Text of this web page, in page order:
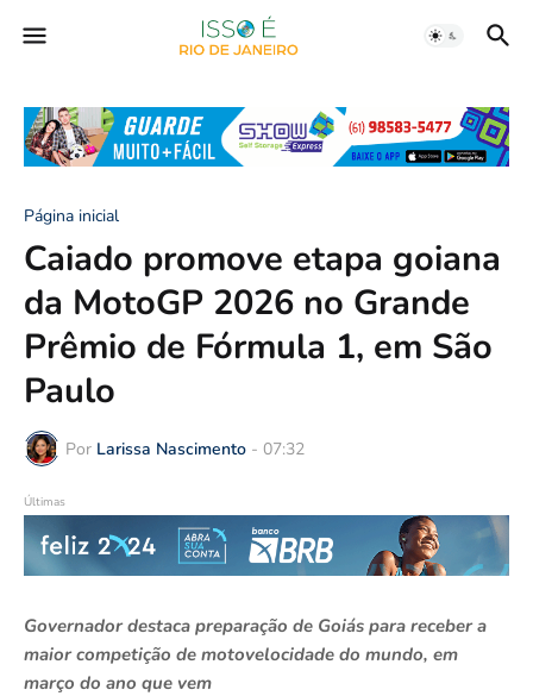
Página inicial
Caiado promove etapa goiana
da MotoGP 2026 no Grande
Prêmio de Fórmula 1, em São
Paulo
Por Larissa Nascimento - 07:32
Últimas
Governador destaca preparação de Goiás para receber a
maior competição de motovelocidade do mundo, em
março do ano que vem